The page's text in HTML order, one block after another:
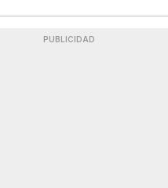
PUBLICIDAD